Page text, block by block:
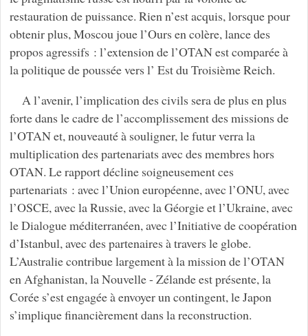
restauration de puissance. Rien n’est acquis, lorsque pour
obtenir plus, Moscou joue l’Ours en colère, lance des
propos agressifs : l’extension de l’OTAN est comparée à
la politique de poussée vers l’ Est du Troisième Reich.
A l’avenir, l’implication des civils sera de plus en plus
forte dans le cadre de l’accomplissement des missions de
l’OTAN et, nouveauté à souligner, le futur verra la
multiplication des partenariats avec des membres hors
OTAN. Le rapport décline soigneusement ces
partenariats : avec l’Union européenne, avec l’ONU, avec
l’OSCE, avec la Russie, avec la Géorgie et l’Ukraine, avec
le Dialogue méditerranéen, avec l’Initiative de coopération
d’Istanbul, avec des partenaires à travers le globe.
L’Australie contribue largement à la mission de l’OTAN
en Afghanistan, la Nouvelle - Zélande est présente, la
Corée s’est engagée à envoyer un contingent, le Japon
s’implique financièrement dans la reconstruction.